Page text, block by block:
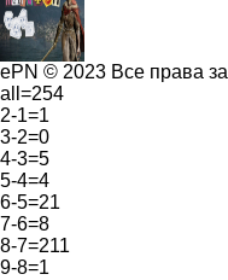
ePN © 2023 Все права
all=254
2-1=1
3-2=0
4-3=5
5-4=4
6-5=21
7-6=8
8-7=211
9-8=1